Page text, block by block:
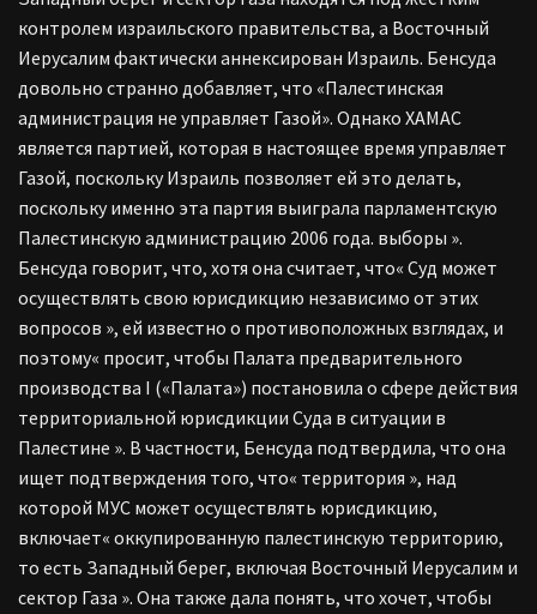
контролем израильского правительства, а Восточный
Иерусалим фактически аннексирован Израиль. Бенсуда
довольно странно добавляет, что «Палестинская
администрация не управляет Газой». Однако ХАМАС
является партией, которая в настоящее время управляет
Газой, поскольку Израиль позволяет ей это делать,
поскольку именно эта партия выиграла парламентскую
Палестинскую администрацию 2006 года. выборы ».
Бенсуда говорит, что, хотя она считает, что« Суд может
осуществлять свою юрисдикцию независимо от этих
вопросов », ей известно о противоположных взглядах, и
поэтому« просит, чтобы Палата предварительного
производства I («Палата») постановила о сфере действия
территориальной юрисдикции Суда в ситуации в
Палестине ». В частности, Бенсуда подтвердила, что она
ищет подтверждения того, что« территория », над
которой МУС может осуществлять юрисдикцию,
включает« оккупированную палестинскую территорию,
то есть Западный берег, включая Восточный Иерусалим и
сектор Газа ». Она также дала понять, что хочет, чтобы